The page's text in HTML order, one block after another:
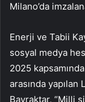
Milano’da
Enerji ve Tabii
sosyal medya
2025
arasında yapılan
Bayraktar, “Milli